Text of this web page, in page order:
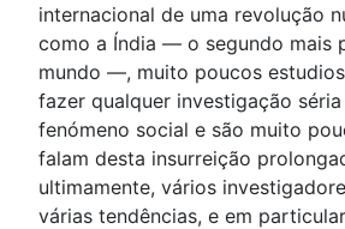
internacional de uma revolução
como a Índia — o segundo mais
mundo —, muito poucos
fazer qualquer investigação
fenómeno social e são muito
falam desta insurreição
ultimamente, vários
várias tendências, e em